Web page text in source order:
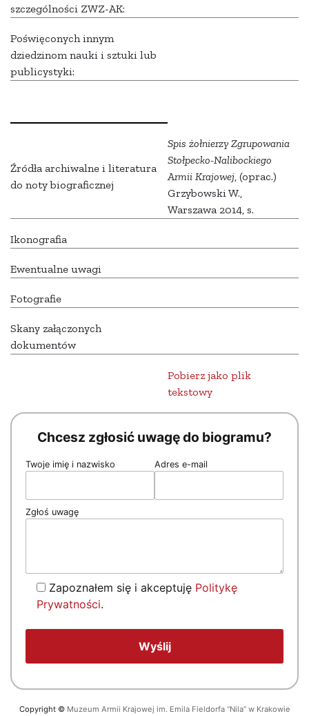
szczególności ZWZ-AK:
Poświęconych innym
dziedzinom nauki i sztuki lub
publicystyki:
Źródła archiwalne i literatura
do noty biograficznej
Spis żołnierzy Zgrupowania
Stołpecko-Nalibockiego
Armii Krajowej, (oprac.)
Grzybowski W.,
Warszawa 2014, s.
Ikonografia
Ewentualne uwagi
Fotografie
Skany załączonych
dokumentów
Pobierz jako plik
tekstowy
Chcesz zgłosić uwagę do biogramu?
Twoje imię i nazwisko Adres e-mail
Zgłoś uwagę
Zapoznałem się i akceptuję Politykę
Prywatności.
Copyright © Muzeum Armii Krajowej im. Emila Fieldorfa “Nila” w Krakowie